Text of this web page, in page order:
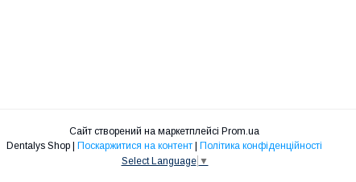
Сайт створений на маркетплейсі Prom.ua
Поскаржитися на контент
Політика конфіденційності
Select Language ▼